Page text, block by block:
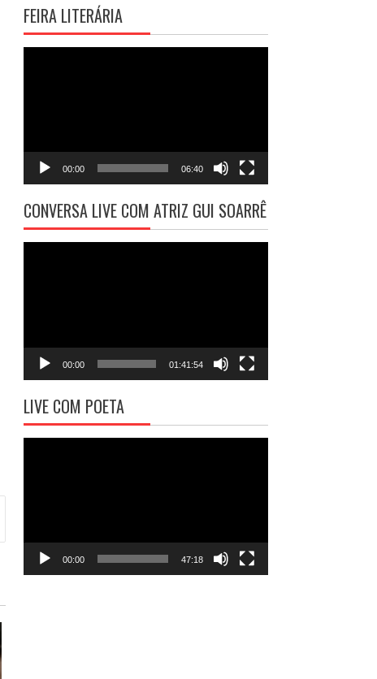
FEIRA LITERÁRIA
00:00 06:40
CONVERSA LIVE COM ATRIZ GUI SOARRÊ
00:00 01:41:54
LIVE COM POETA
00:00 47:18